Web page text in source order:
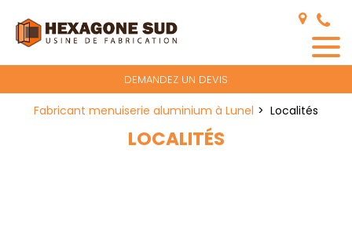
DEMANDEZ UN DEVIS
Fabricant menuiserie aluminium à Lunel Localités
LOCALITÉS